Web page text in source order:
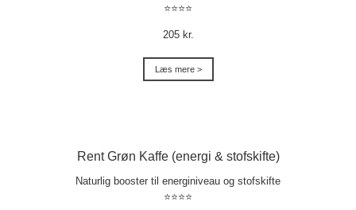
⭐⭐⭐⭐
205 kr.
Læs mere >
Rent Grøn Kaffe (energi & stofskifte)
Naturlig booster til energiniveau og stofskifte
⭐⭐⭐⭐